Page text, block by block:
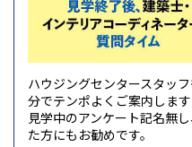
ハウジングセンタースタッ
分でテンポよくご案内します
見学中のアンケート記名無
た方にもお勧めです。